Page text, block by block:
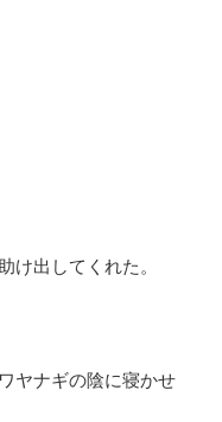
け出してくれた。
ヤナギの陰に寝かせ